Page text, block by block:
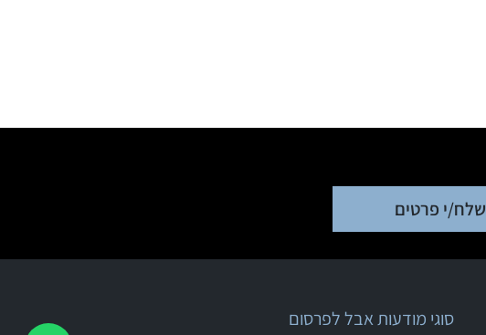
שלח/י פרטים
סוגי מודעות אבל לפרסום